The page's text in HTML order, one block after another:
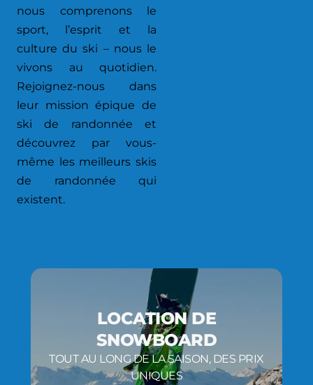
nous comprenons le
sport, l’esprit et la
culture du ski – nous le
vivons au quotidien.
Rejoignez-nous dans
leur mission épique de
ski de randonnée et
découvrez par vous-
même les meilleurs skis
de randonnée qui
existent.
LOCATION DE
SNOWBOARD
TOUT AU LONG DE LA SAISON, DES PRIX
UNIQUES